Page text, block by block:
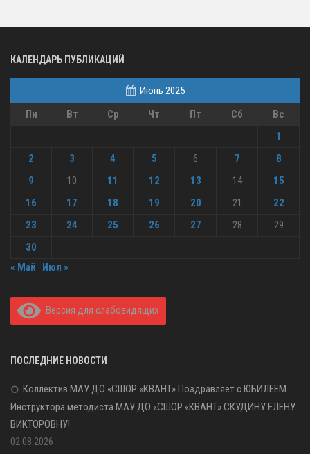
КАЛЕНДАРЬ ПУБЛИКАЦИЙ
Июнь 2025
Пн
Вт Ср Чт Пт Сб
Вс
1
2
3 4 5 6 7
8
9
10 11 12 13 14
15
16
17 18 19 20 21
22
23
24 25 26 27 28
29
30
« Май
Июл »
Версия для слабовидящих
ПОСЛЕДНИЕ НОВОСТИ
Коллектив МАУ ДО «СШОР «КВАНТ» Поздравляет с ЮБИЛЕЕМ
Инструктора методиста МАУ ДО «СШОР «КВАНТ» СКУДИНУ ЕЛЕНУ
ВИКТОРОВНУ!
02.08.2026